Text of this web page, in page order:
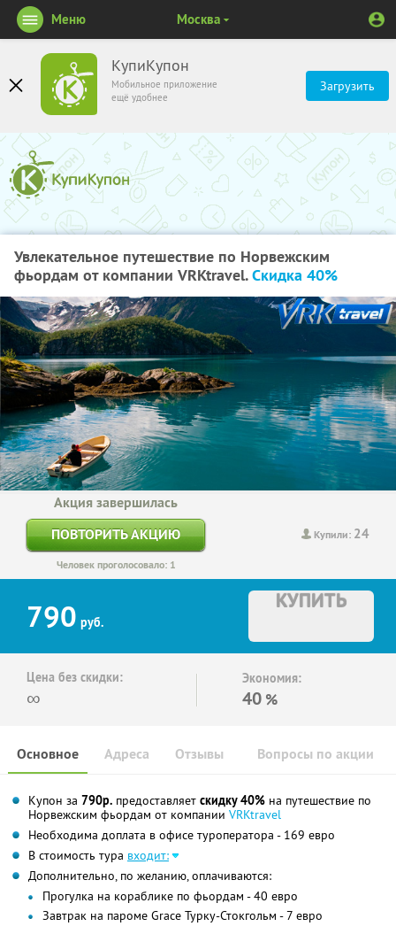
КупиКупон
Мобильное приложение
ещё удобнее
Загрузить
Меню Москва
Увлекательное путешествие по Норвежским
фьордам от компании VRKtravel.Скидка 40%
Купили: 24
Акция завершилась
ПОВТОРИТЬ АКЦИЮ
Человек проголосовало: 1
790 руб.
КУПИТЬ
Цена без скидки:
∞
Экономия:
40 %
Основное Отзывы Вопросы по акции
Адреса
Купон за 790р. предоставляет скидку 40% на путешествие по
Норвежским фьордам от компании VRKtravel
Необходима доплата в офисе туроператора - 169 евро
В стоимость тура входит:
Дополнительно, по желанию, оплачиваются:
Прогулка на кораблике по фьордам - 40 евро
Завтрак на пароме Grace Турку-Стокгольм - 7 евро